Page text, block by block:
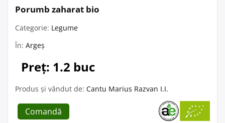
Porumb zaharat bio
Categorie: Legume
În: Argeș
Preț: 1.2 buc
Produs și vândut de: Cantu Marius Razvan I.I.
Comandă